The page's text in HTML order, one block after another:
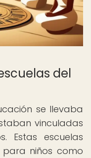
del
se llevaba
vinculadas
Estas escuelas
niños como